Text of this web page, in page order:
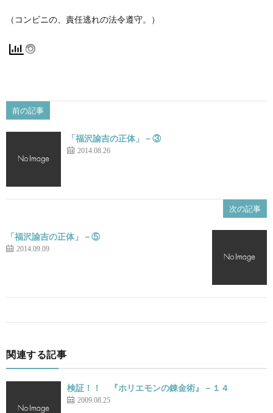
（コンビニの、責任逃れの法令遵守。）
前の記事
「福沢諭吉の正体」－③
2014.08.26
次の記事
「福沢諭吉の正体」－⑤
2014.09.09
関連する記事
検証！！ 『ホリエモンの錬金術』－１４
2009.08.25